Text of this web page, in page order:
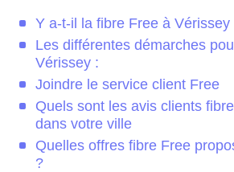
Y a-t-il la fibre Free à Vérissey
Les différentes démarches
Vérissey :
Joindre le service client Free
Quels sont les avis clients
dans votre ville
Quelles offres fibre Free
?